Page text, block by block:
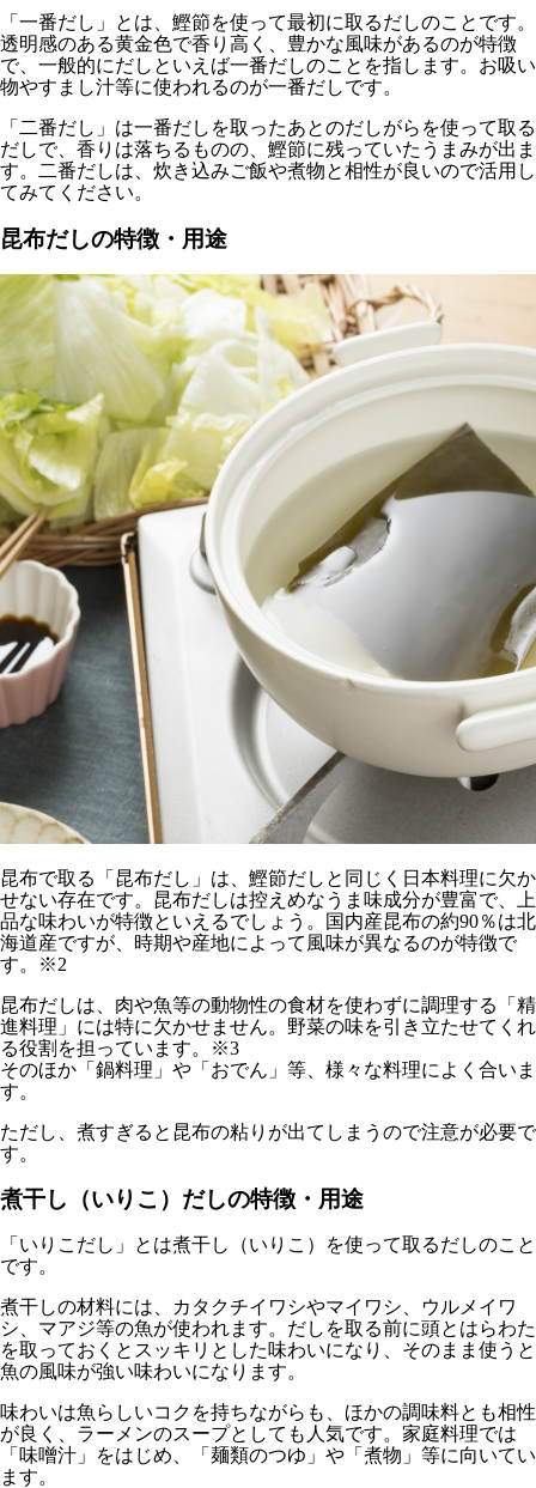
「一番だし」とは、鰹節を使って最初に取るだしのことです。
透明感のある黄金色で香り高く、豊かな風味があるのが特徴
で、一般的にだしといえば一番だしのことを指します。お吸い
物やすまし汁等に使われるのが一番だしです。
「二番だし」は一番だしを取ったあとのだしがらを使って取る
だしで、香りは落ちるものの、鰹節に残っていたうまみが出ま
す。二番だしは、炊き込みご飯や煮物と相性が良いので活用し
てみてください。
昆布だしの特徴・用途
昆布で取る「昆布だし」は、鰹節だしと同じく日本料理に欠か
せない存在です。昆布だしは控えめなうま味成分が豊富で、上
品な味わいが特徴といえるでしょう。国内産昆布の約90％は北
海道産ですが、時期や産地によって風味が異なるのが特徴で
す。※2
昆布だしは、肉や魚等の動物性の食材を使わずに調理する「精
進料理」には特に欠かせません。野菜の味を引き立たせてくれ
る役割を担っています。※3
そのほか「鍋料理」や「おでん」等、様々な料理によく合いま
す。
ただし、煮すぎると昆布の粘りが出てしまうので注意が必要で
す。
煮干し（いりこ）だしの特徴・用途
「いりこだし」とは煮干し（いりこ）を使って取るだしのこと
です。
煮干しの材料には、カタクチイワシやマイワシ、ウルメイワ
シ、マアジ等の魚が使われます。だしを取る前に頭とはらわた
を取っておくとスッキリとした味わいになり、そのまま使うと
魚の風味が強い味わいになります。
味わいは魚らしいコクを持ちながらも、ほかの調味料とも相性
が良く、ラーメンのスープとしても人気です。家庭料理では
「味噌汁」をはじめ、「麺類のつゆ」や「煮物」等に向いてい
ます。